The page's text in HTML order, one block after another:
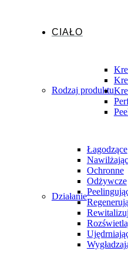
CIAŁO
Rodzaj produktu
Działanie
Łagodzące
Ochronne
Odżywcze